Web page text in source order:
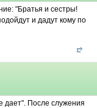
"Братья и сестры!
и дадут кому по
дает". После служения